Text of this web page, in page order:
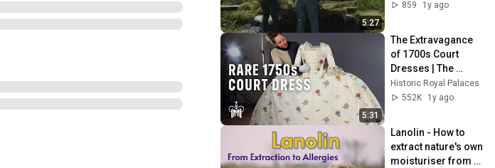
5:27
859
1y ago
5:31
The Extravagance
of 1700s Court
Dresses | The
Spitalfields Mantua
Dress
Historic Royal Palaces
552K
1y ago
Lanolin - How to
extract nature's own
moisturiser from